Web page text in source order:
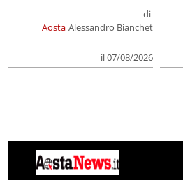
Aosta
di
Alessandro Bianchet
il 07/08/2026